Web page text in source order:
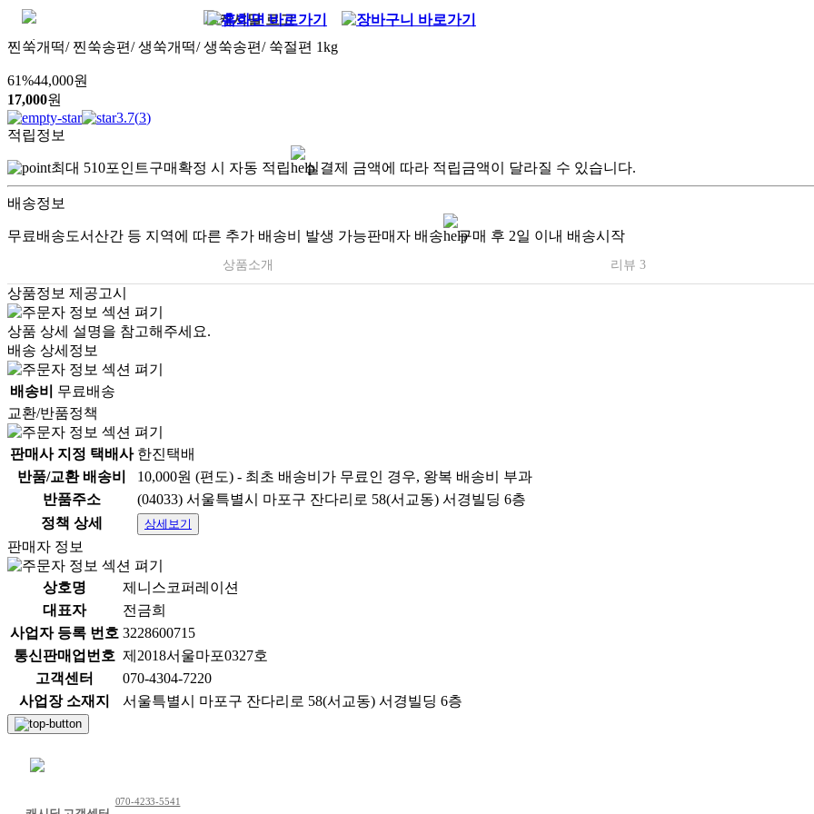
찐쑥개떡/ 찐쑥송편/ 생쑥개떡/ 생쑥송편/ 쑥절편 1kg
61%44,000원
17,000원
3.7(3)
적립정보
최대 510포인트구매확정 시 자동 적립 실결제 금액에 따라 적립금액이 달라질 수 있습니다.
배송정보
무료배송도서산간 등 지역에 따른 추가 배송비 발생 가능판매자 배송 구매 후 2일 이내 배송시작
상품소개 리뷰 3
상품정보 제공고시
상품 상세 설명을 참고해주세요.
배송 상세정보
배송비
무료배송
교환/반품정책
판매사 지정 택배사 한진택배
반품/교환 배송비
10,000원 (편도) - 최초 배송비가 무료인 경우, 왕복 배송비 부과
반품주소
(04033) 서울특별시 마포구 잔다리로 58(서교동) 서경빌딩 6층
정책 상세
상세보기
판매자 정보
상호명
제니스코퍼레이션
대표자
전금희
사업자 등록 번호 3228600715
통신판매업번호 제2018서울마포0327호
고객센터
070-4304-7220
사업장 소재지
서울특별시 마포구 잔다리로 58(서교동) 서경빌딩 6층
070-4233-5541